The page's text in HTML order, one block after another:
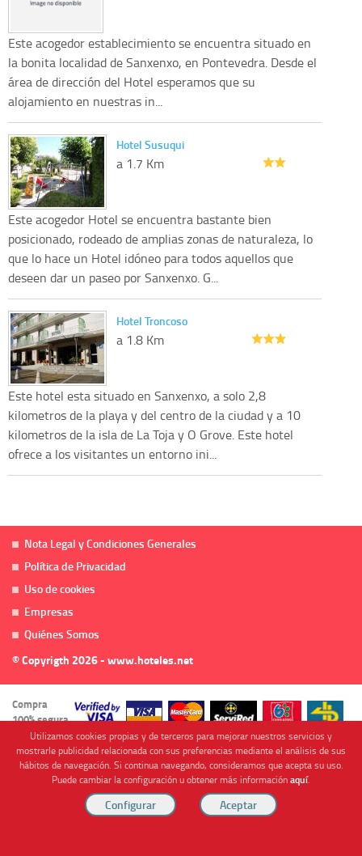
Este acogedor establecimiento se encuentra situado en
la bonita localidad de Sanxenxo, en Pontevedra. Desde el
área de dirección del Hotel esperamos que su
alojamiento en nuestras in...
Hotel Susuqui
a 1.7 Km
Este acogedor Hotel se encuentra bastante bien
posicionado, rodeado de amplias zonas de naturaleza, lo
que lo hace un Hotel idóneo para todos aquellos que
deseen dar un paseo por Sanxenxo. G...
Hotel Troncoso
a 1.8 Km
Este hotel esta situado en Sanxenxo, a solo 2,8
kilometros de la playa y del centro de la ciudad y a 10
kilometros de la isla de La Toja y O Grove. Este hotel
ofrece a los visitantes un entorno ini...
Nota Legal y Condiciones Generales
Política de Privacidad
Uso de cookies
Empresas
Quiénes Somos
© Copyrigth 2026 - www.hoteles.net
Compra
100% segura
Cofinanciado por
Utilizamos cookies propias y de terceros para mejorar nuestros servicios y
mostrarle publicidad relacionada con sus preferencias mediante el análisis de sus
hábitos de navegación. Si continua navegando, consideramos que acepta su uso.
Puede cambiar la configuración u obtener más informaciónaquí.